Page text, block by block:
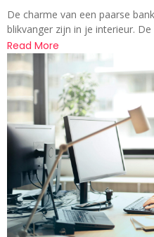
De charme van een paarse
blikvanger zijn in je interieur. De
Read More